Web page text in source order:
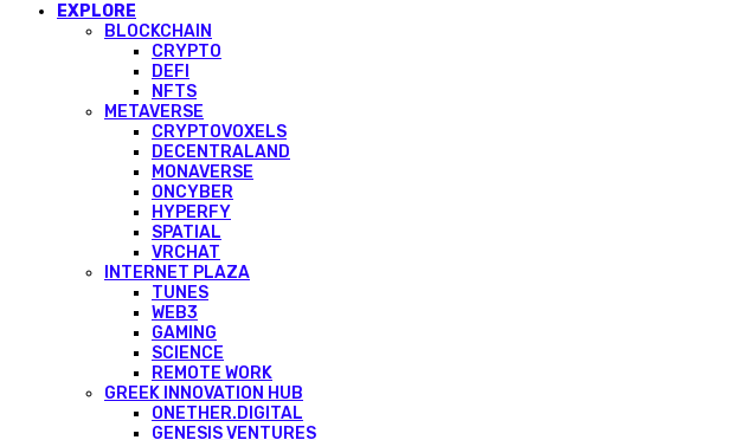
EXPLORE
BLOCKCHAIN
CRYPTO
DEFI
NFTS
METAVERSE
CRYPTOVOXELS
DECENTRALAND
MONAVERSE
ONCYBER
HYPERFY
SPATIAL
VRCHAT
INTERNET PLAZA
TUNES
WEB3
GAMING
SCIENCE
REMOTE WORK
GREEK INNOVATION HUB
ONETHER.DIGITAL
GENESIS VENTURES